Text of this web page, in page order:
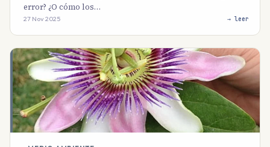
error? ¿O cómo los…
27 Nov 2025 → leer